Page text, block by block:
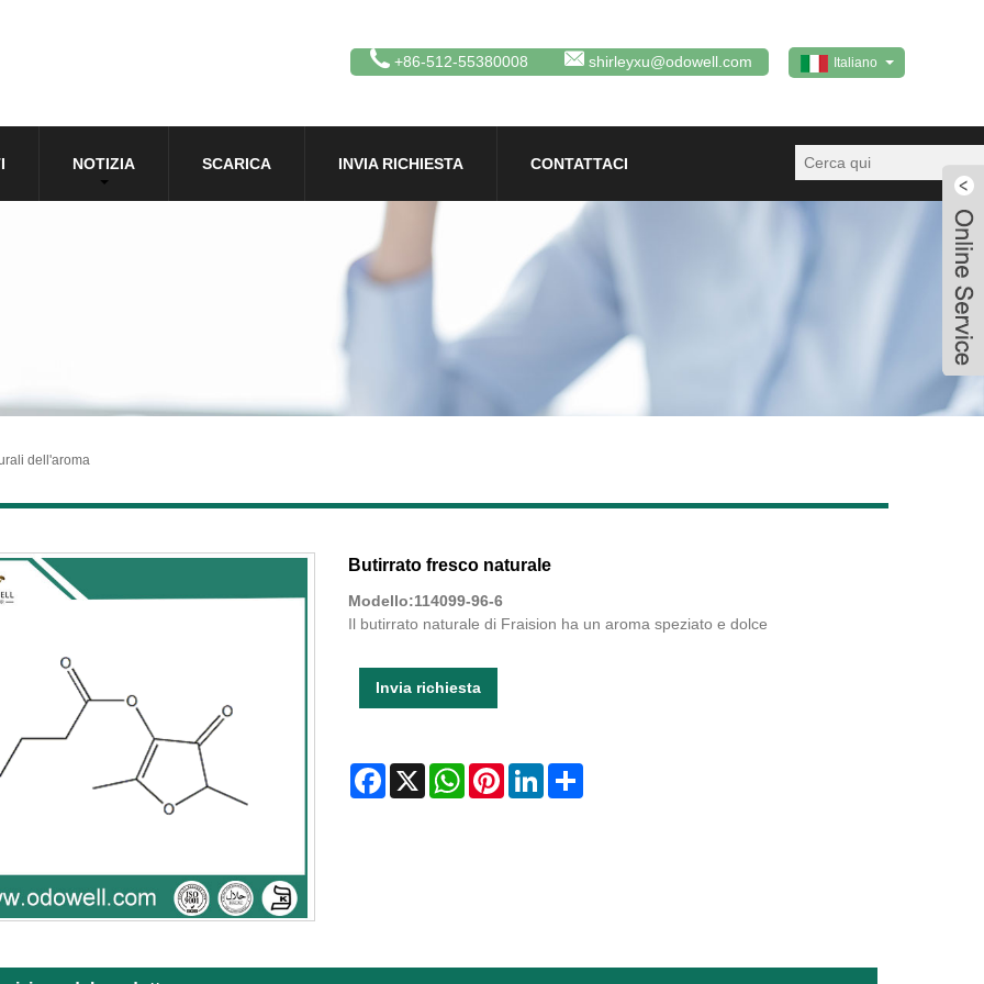
Italiano
+86-512-55380008 shirleyxu@odowell.com
NOTIZIA SCARICA INVIA RICHIESTA CONTATTACI
dell'aroma
Butirrato fresco naturale
Modello:114099-96-6
Il butirrato naturale di Fraision ha un aroma speziato e dolce
Invia richiesta
Facebook
X WhatsAppPinterestLinkedInShare